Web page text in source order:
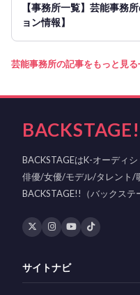
【事務所一覧】芸能事務
ョン情報】
芸能事務所の記事をもっと見る
BACKSTAGEはK-オーディ
俳優/女優/モデル/タレント/
BACKSTAGE!!（バックステ
サイトナビ